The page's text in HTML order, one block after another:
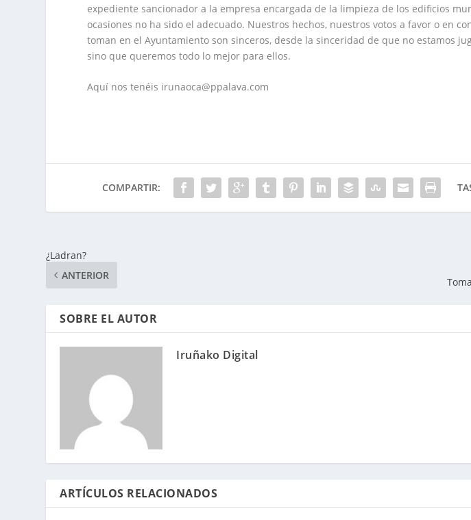
expediente sancionador a la empresa encargada de la limpieza de los edificios
ocasiones no ha sido el adecuado. Nuestros hechos, nuestros votos a favor o en
toman en el Ayuntamiento son sinceros, desde la sinceridad de que no estamos
sino que queremos todo lo mejor para ellos.
Aquí nos tenéis irunaoca@ppalava.com
COMPARTIR:
¿Ladran?
ANTERIOR
SOBRE EL AUTOR
Iruñako Digital
ARTÍCULOS RELACIONADOS